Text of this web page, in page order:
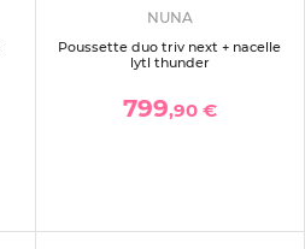
NUNA
Poussette duo triv next + nacelle
lytl thunder
799,90 €